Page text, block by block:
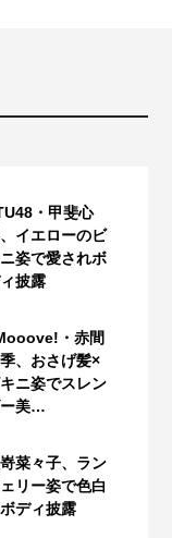
・甲斐心
イエローのビ
姿で愛されボ
披露
・赤間
季、おさげ髪×
ニ姿でスレン
美…
菜々子、ラン
リー姿で色白
ディ披露